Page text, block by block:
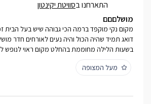
התארחנו בסוויטת יקינטון
מושלםםם
מקום נקי מוקפד ברמה הכי גבוהה שיש בעל הבית
דואג תמיד שהיה הכול והיה נעים לאורחים חדר
בשעות הלילה מחוממת בהחלט מקום ראוי לנופש
מעל המצופה